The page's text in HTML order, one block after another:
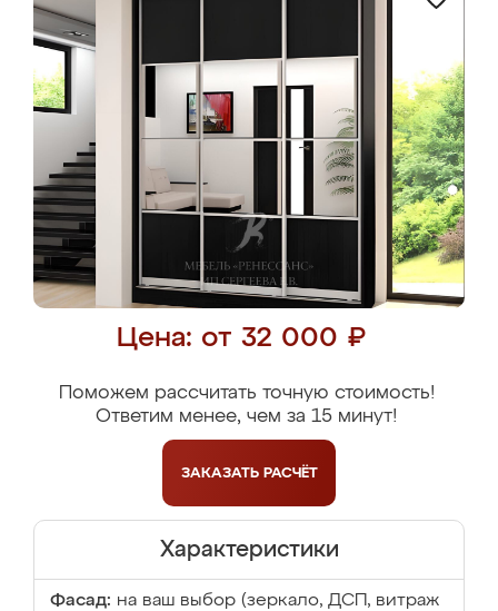
Цена: от 32 000 ₽
Поможем рассчитать точную стоимость!
Ответим менее, чем за 15 минут!
ЗАКАЗАТЬ РАСЧЁТ
Характеристики
Фасад: на ваш выбор (зеркало, ДСП, витраж